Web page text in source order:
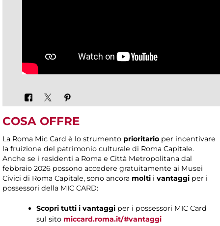
COSA OFFRE
La Roma Mic Card è lo strumento prioritario per incentivare
la fruizione del patrimonio culturale di Roma Capitale.
Anche se i residenti a Roma e Città Metropolitana dal
febbraio 2026 possono accedere gratuitamente ai Musei
Civici di Roma Capitale, sono ancora molti i vantaggi per i
possessori della MIC CARD:
Scopri tutti i vantaggi per i possessori MIC Card
sul sito miccard.roma.it/#vantaggi